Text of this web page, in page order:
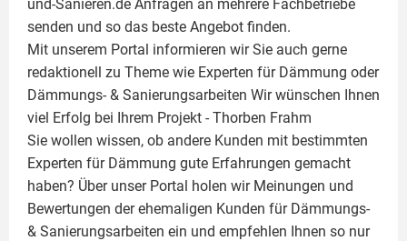
und-Sanieren.de Anfragen an mehrere Fachbetriebe
senden und so das beste Angebot finden.
Mit unserem Portal informieren wir Sie auch gerne
redaktionell zu Theme wie Experten für Dämmung oder
Dämmungs- & Sanierungsarbeiten Wir wünschen Ihnen
viel Erfolg bei Ihrem Projekt - Thorben Frahm
Sie wollen wissen, ob andere Kunden mit bestimmten
Experten für Dämmung gute Erfahrungen gemacht
haben? Über unser Portal holen wir Meinungen und
Bewertungen der ehemaligen Kunden für Dämmungs-
& Sanierungsarbeiten ein und empfehlen Ihnen so nur